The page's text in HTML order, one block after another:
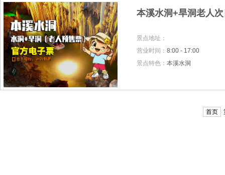
本溪水洞+旱洞老人
景点地址：
营业时间： 8:00 - 17:00
景点特色： 本溪水洞
首页